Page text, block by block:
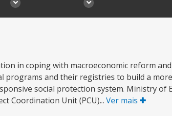
in coping with macroeconomic reform
programs and their registries to build a more
social protection system. Ministry of
Coordination Unit (PCU)... Ver mais